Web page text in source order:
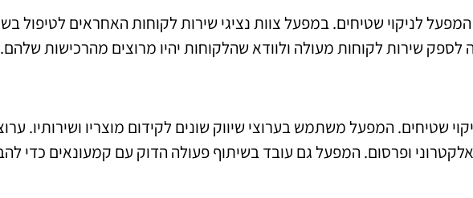
לניקוי שטיחים. במפעל צוות נציגי שירות לקוחות האחראים לטיפול
לספק שירות לקוחות מעולה ולוודא שהלקוחות יהיו מרוצים מהרכישות שלהם.
שטיחים. המפעל משתמש בערוצי שיווק שונים לקידום מוצריו ושירותיו.
ופרסום. המפעל גם עובד בשיתוף פעולה הדוק עם קמעונאים כדי